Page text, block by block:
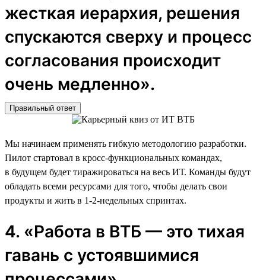
жесткая иерархия, решения
спускаются сверху и процесс
согласования происходит
очень медленно».
Правильный ответ
Мы начинаем применять гибкую методологию разработки.
Пилот стартовал в кросс-функциональных командах,
в будущем будет тиражироваться на весь ИТ. Команды будут
обладать всеми ресурсами для того, чтобы делать свои
продукты и жить в 1-2-недельных спринтах.
4. «Работа в ВТБ — это тихая
гавань с устоявшимися